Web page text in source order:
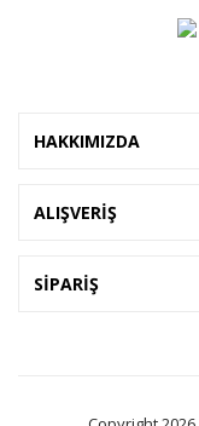
HAKKIMIZDA
ALIŞVERİŞ
SİPARİŞ